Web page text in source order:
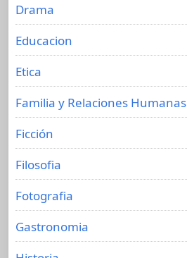
Drama
Educacion
Etica
Familia y Relaciones Humanas
Ficción
Filosofia
Fotografia
Gastronomia